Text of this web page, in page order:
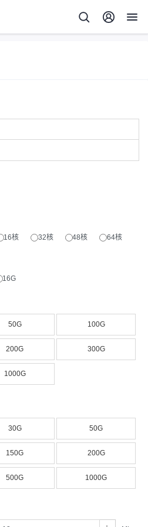
16核 32核 48核 64核
16G
50G 100G
200G 300G
1000G
30G 50G
150G 200G
500G 1000G